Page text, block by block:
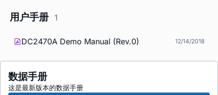
用户手册 1
DC2470A Demo Manual (Rev.0) 12/14/2018
数据手册
这是最新版本的数据手册